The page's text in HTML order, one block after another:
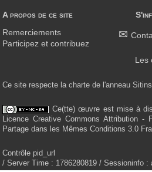
A propos de ce site
Remerciements
Participez et contribuez
Ce site respecte la charte de l'anneau
Ce(tte) œuvre est mise à
Licence Creative Commons Attribution -
Partage dans les Mêmes Conditions 3.0
Contrôle pid_url
/ Server Time : 1786280819 / Sessioninfo :